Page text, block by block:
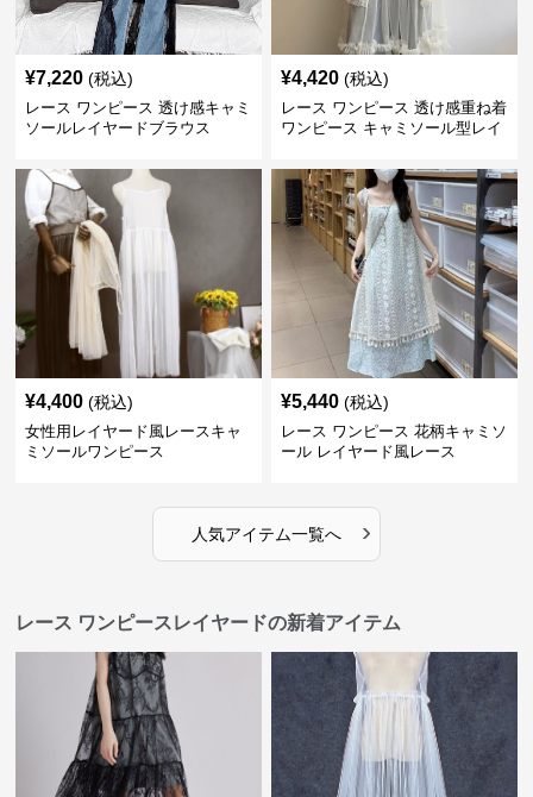
¥7,220 (税込)
レース ワンピース 透け感キャミ
ソールレイヤードブラウス
¥4,420 (税込)
レース ワンピース 透け感重ね着
ワンピース キャミソール型レイ
¥4,400 (税込)
女性用レイヤード風レースキャ
ミソールワンピース
¥5,440 (税込)
レース ワンピース 花柄キャミソ
ール レイヤード風レース
人気アイテム一覧へ ›
レース ワンピースレイヤードの新着アイテム